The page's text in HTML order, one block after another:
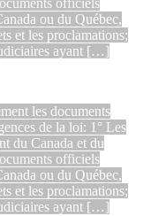
officiels
ou du Québec,
et les proclamations;
ayant […]
les documents
de la loi: 1° Les
du Canada et du
officiels
ou du Québec,
et les proclamations;
ayant […]